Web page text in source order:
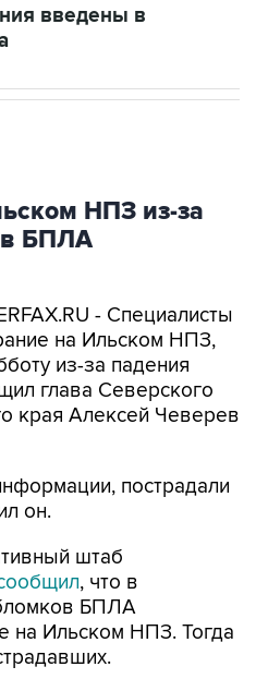
введены в
НПЗ из-за
БПЛА
- Специалисты
на Ильском НПЗ,
из-за падения
глава Северского
края Алексей Чеверев
пострадали
он.
штаб
, что в
БПЛА
на Ильском НПЗ. Тогда